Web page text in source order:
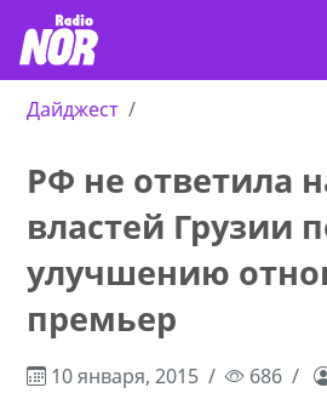
Дайджест
РФ не ответила
властей Грузии
улучшению
премьер
10 января, 2015 686